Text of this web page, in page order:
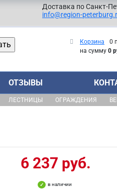
Доставка по Санкт-
info@region-
Корзина
0
на сумму 0
ОТЗЫВЫ
ЛЕСТНИЦЫ ОГРАЖДЕНИЯ
6 237 руб.
в наличии